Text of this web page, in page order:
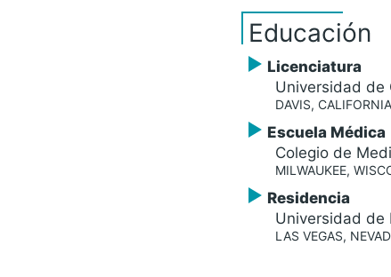
Educación
Licenciatura
Universidad de
DAVIS, CALIFORNIA
Escuela Médica
Colegio de
MILWAUKEE,
Residencia
Universidad de
LAS VEGAS,